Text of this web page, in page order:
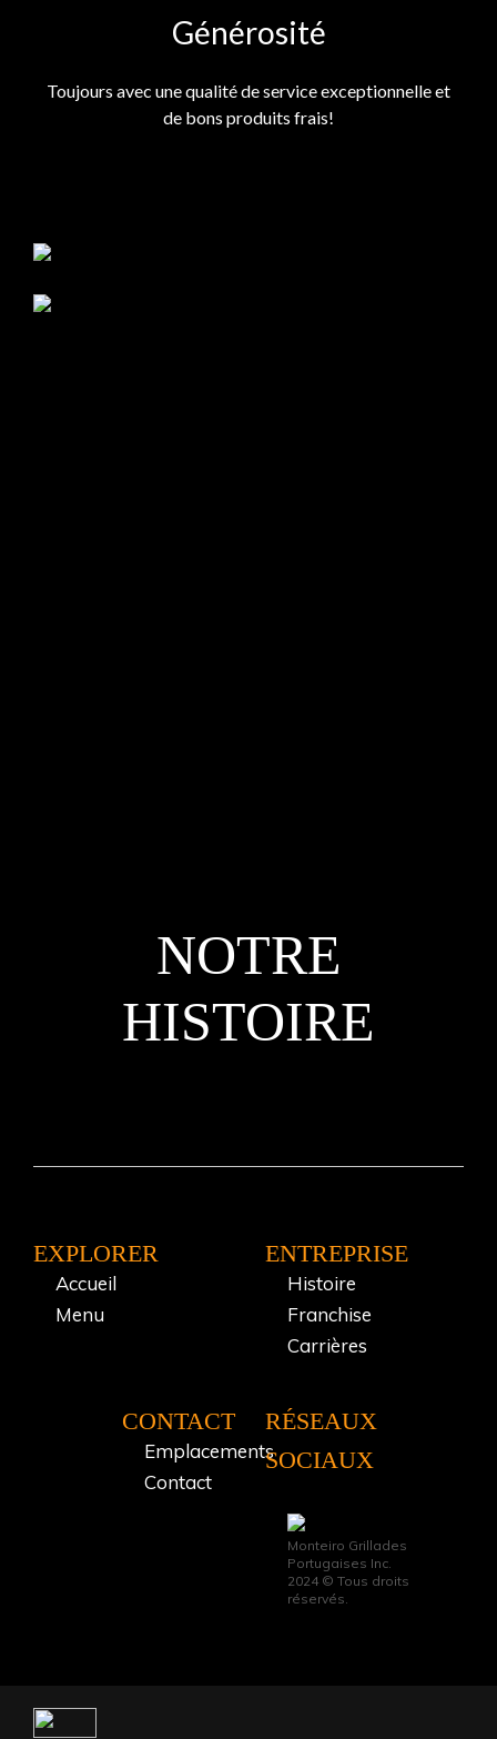
Générosité
Toujours avec une qualité de service exceptionnelle et
de bons produits frais!
NOTRE
HISTOIRE
EXPLORER
Accueil
Menu
ENTREPRISE
Histoire
Franchise
Carrières
CONTACT
Emplacements
Contact
RÉSEAUX
SOCIAUX
Monteiro Grillades
Portugaises Inc.
2024 © Tous droits
réservés.